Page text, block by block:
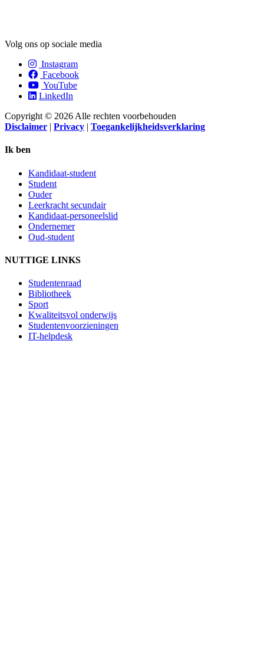
Volg ons op sociale media
Instagram
Facebook
YouTube
LinkedIn
Copyright © 2026 Alle rechten voorbehouden
Disclaimer | Privacy | Toegankelijkheidsverklaring
Ik ben
Kandidaat-student
Student
Ouder
Leerkracht secundair
Kandidaat-personeelslid
Ondernemer
Oud-student
NUTTIGE LINKS
Studentenraad
Bibliotheek
Sport
Kwaliteitsvol onderwijs
Studentenvoorzieningen
IT-helpdesk